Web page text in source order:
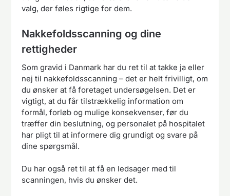
valg, der føles rigtige for dem.
Nakkefoldsscanning og dine
rettigheder
Som gravid i Danmark har du ret til at takke ja eller
nej til nakkefoldsscanning – det er helt frivilligt, om
du ønsker at få foretaget undersøgelsen. Det er
vigtigt, at du får tilstrækkelig information om
formål, forløb og mulige konsekvenser, før du
træffer din beslutning, og personalet på hospitalet
har pligt til at informere dig grundigt og svare på
dine spørgsmål.
Du har også ret til at få en ledsager med til
scanningen, hvis du ønsker det.